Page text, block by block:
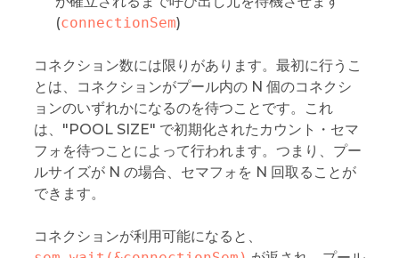
(connectionSem)
コネクション数には限りがあります。最初に行うこ
とは、コネクションがプール内の N 個のコネクシ
ョンのいずれかになるのを待つことです。これ
は、"POOL SIZE" で初期化されたカウント・セマ
フォを待つことによって行われます。つまり、プー
ルサイズが N の場合、セマフォを N 回取ることが
できます。
コネクションが利用可能になると、